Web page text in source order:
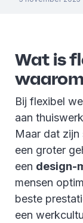
Wat is
Bij flexibel
aan
Maar dat
een groter
een design-
mensen
beste
een